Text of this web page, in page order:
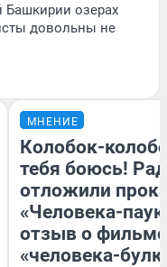
Башкирии озерах
довольны не
МНЕНИЕ
Колобок-
тебя боюсь!
отложили
«Человека-
отзыв о
«человека-